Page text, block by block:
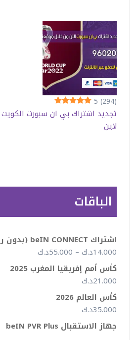
5 (294)
لاين
الباقات
اشتراك beIN CONNECT (بدون رسيفر)
14.000د.ك –
55.000د.كنطاق
السعر:
من
كأس أمم إفريقيا المغرب 2025
21.000د.ك
كأس العالم 2026
35.000د.ك
جهاز الاستقبال beIN PVR Plus